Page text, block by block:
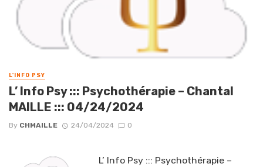
L'INFO PSY
L’ Info Psy ::: Psychothérapie – Chantal
MAILLE ::: 04/24/2024
By CHMAILLE 24/04/2024 0
L’ Info Psy ::: Psychothérapie –